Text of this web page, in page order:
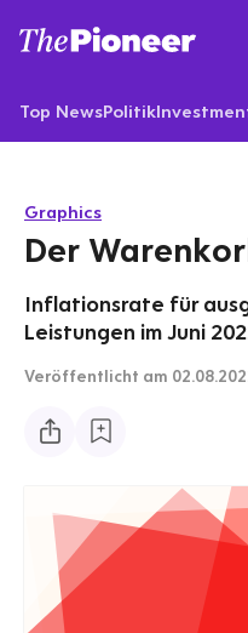
Top NewsPolitik
Graphics
Der
Inflationsrate für
Leistungen im Juni
Veröffentlicht am